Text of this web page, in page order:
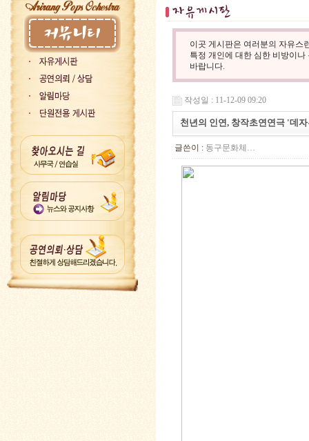
이곳 게시판은 여러분의 자유스
특정 개인에 대한 심한 비방이
바랍니다.
작성일 : 11-12-09 09:20
천년의 인연, 창작초연연극 '데
글쓴이 : 동구문화체…